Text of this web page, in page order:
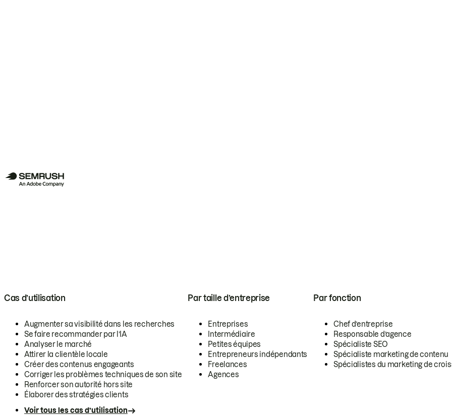
Cas d’utilisation
Augmenter sa visibilité dans les recherches
Se faire recommander par l’IA
Analyser le marché
Attirer la clientèle locale
Créer des contenus engageants
Corriger les problèmes techniques de son site
Renforcer son autorité hors site
Élaborer des stratégies clients
Voir tous les cas d’utilisation
Par taille d’entreprise
Entreprises
Intermédiaire
Petites équipes
Entrepreneurs indépendants
Freelances
Agences
Par fonction
Chef d’entreprise
Responsable d’agence
Spécialiste SEO
Spécialiste marketing de contenu
Spécialistes du marketing de